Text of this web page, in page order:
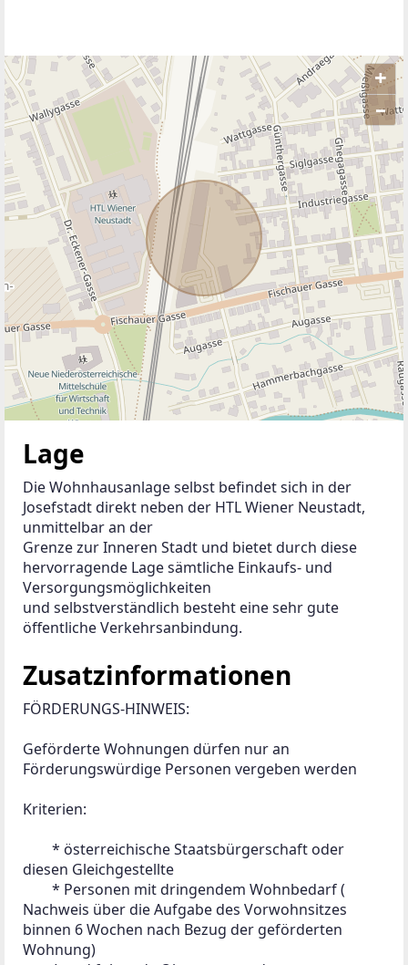
+
–
ANBIETER KONTAKTIEREN
Lage
Die Wohnhausanlage selbst befindet sich in der
Josefstadt direkt neben der HTL Wiener Neustadt,
unmittelbar an der
Grenze zur Inneren Stadt und bietet durch diese
hervorragende Lage sämtliche Einkaufs- und
Versorgungsmöglichkeiten
und selbstverständlich besteht eine sehr gute
öffentliche Verkehrsanbindung.
Zusatzinformationen
FÖRDERUNGS-HINWEIS:
Geförderte Wohnungen dürfen nur an
Förderungswürdige Personen vergeben werden
Kriterien:
diesen Gleichgestellte
Nachweis über die Aufgabe des Vorwohnsitzes
binnen 6 Wochen nach Bezug der geförderten
Wohnung)